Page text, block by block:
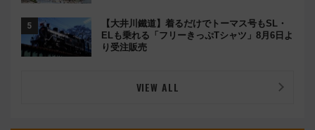
【大井川鐵道】着るだけでトーマス号もSL・
ELも乗れる「フリーきっぷTシャツ」8月6日よ
り受注販売
VIEW ALL